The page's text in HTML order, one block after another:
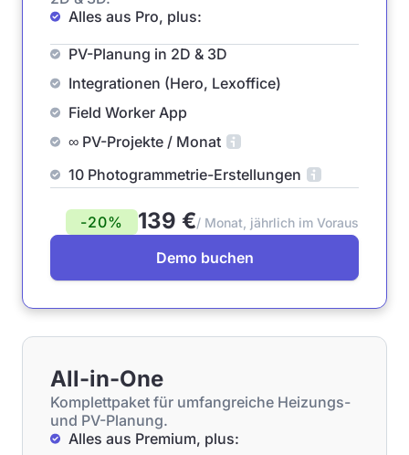
Alles aus Pro, plus:
PV-Planung in 2D & 3D
Integrationen (Hero, Lexoffice)
Field Worker App
∞ PV-Projekte / Monat
10 Photogrammetrie-Erstellungen
-20% 139 €/ Monat, jährlich im Voraus
Demo buchen
All-in-One
Komplettpaket für umfangreiche Heizungs-
und PV-Planung.
Alles aus Premium, plus: